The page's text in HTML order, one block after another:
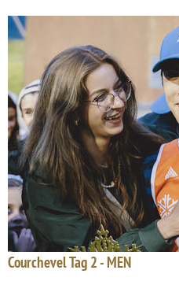
Courchevel Tag 2 - MEN